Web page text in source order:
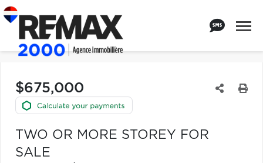
$675,000
TWO OR MORE STOREY FOR
SALE